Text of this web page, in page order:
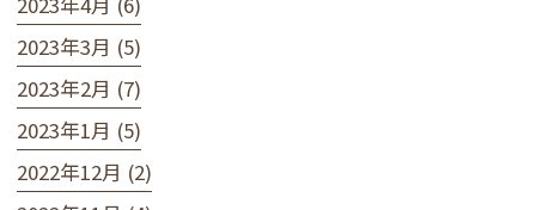
2023年3月 (5)
2023年2月 (7)
2023年1月 (5)
2022年12月 (2)